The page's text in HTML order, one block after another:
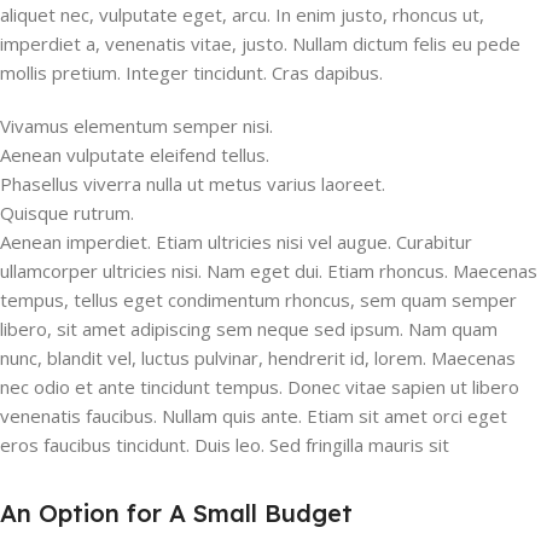
aliquet nec, vulputate eget, arcu. In enim justo, rhoncus ut,
imperdiet a, venenatis vitae, justo. Nullam dictum felis eu pede
mollis pretium. Integer tincidunt. Cras dapibus.
Vivamus elementum semper nisi.
Aenean vulputate eleifend tellus.
Phasellus viverra nulla ut metus varius laoreet.
Quisque rutrum.
Aenean imperdiet. Etiam ultricies nisi vel augue. Curabitur
ullamcorper ultricies nisi. Nam eget dui. Etiam rhoncus. Maecenas
tempus, tellus eget condimentum rhoncus, sem quam semper
libero, sit amet adipiscing sem neque sed ipsum. Nam quam
nunc, blandit vel, luctus pulvinar, hendrerit id, lorem. Maecenas
nec odio et ante tincidunt tempus. Donec vitae sapien ut libero
venenatis faucibus. Nullam quis ante. Etiam sit amet orci eget
eros faucibus tincidunt. Duis leo. Sed fringilla mauris sit
An Option for A Small Budget